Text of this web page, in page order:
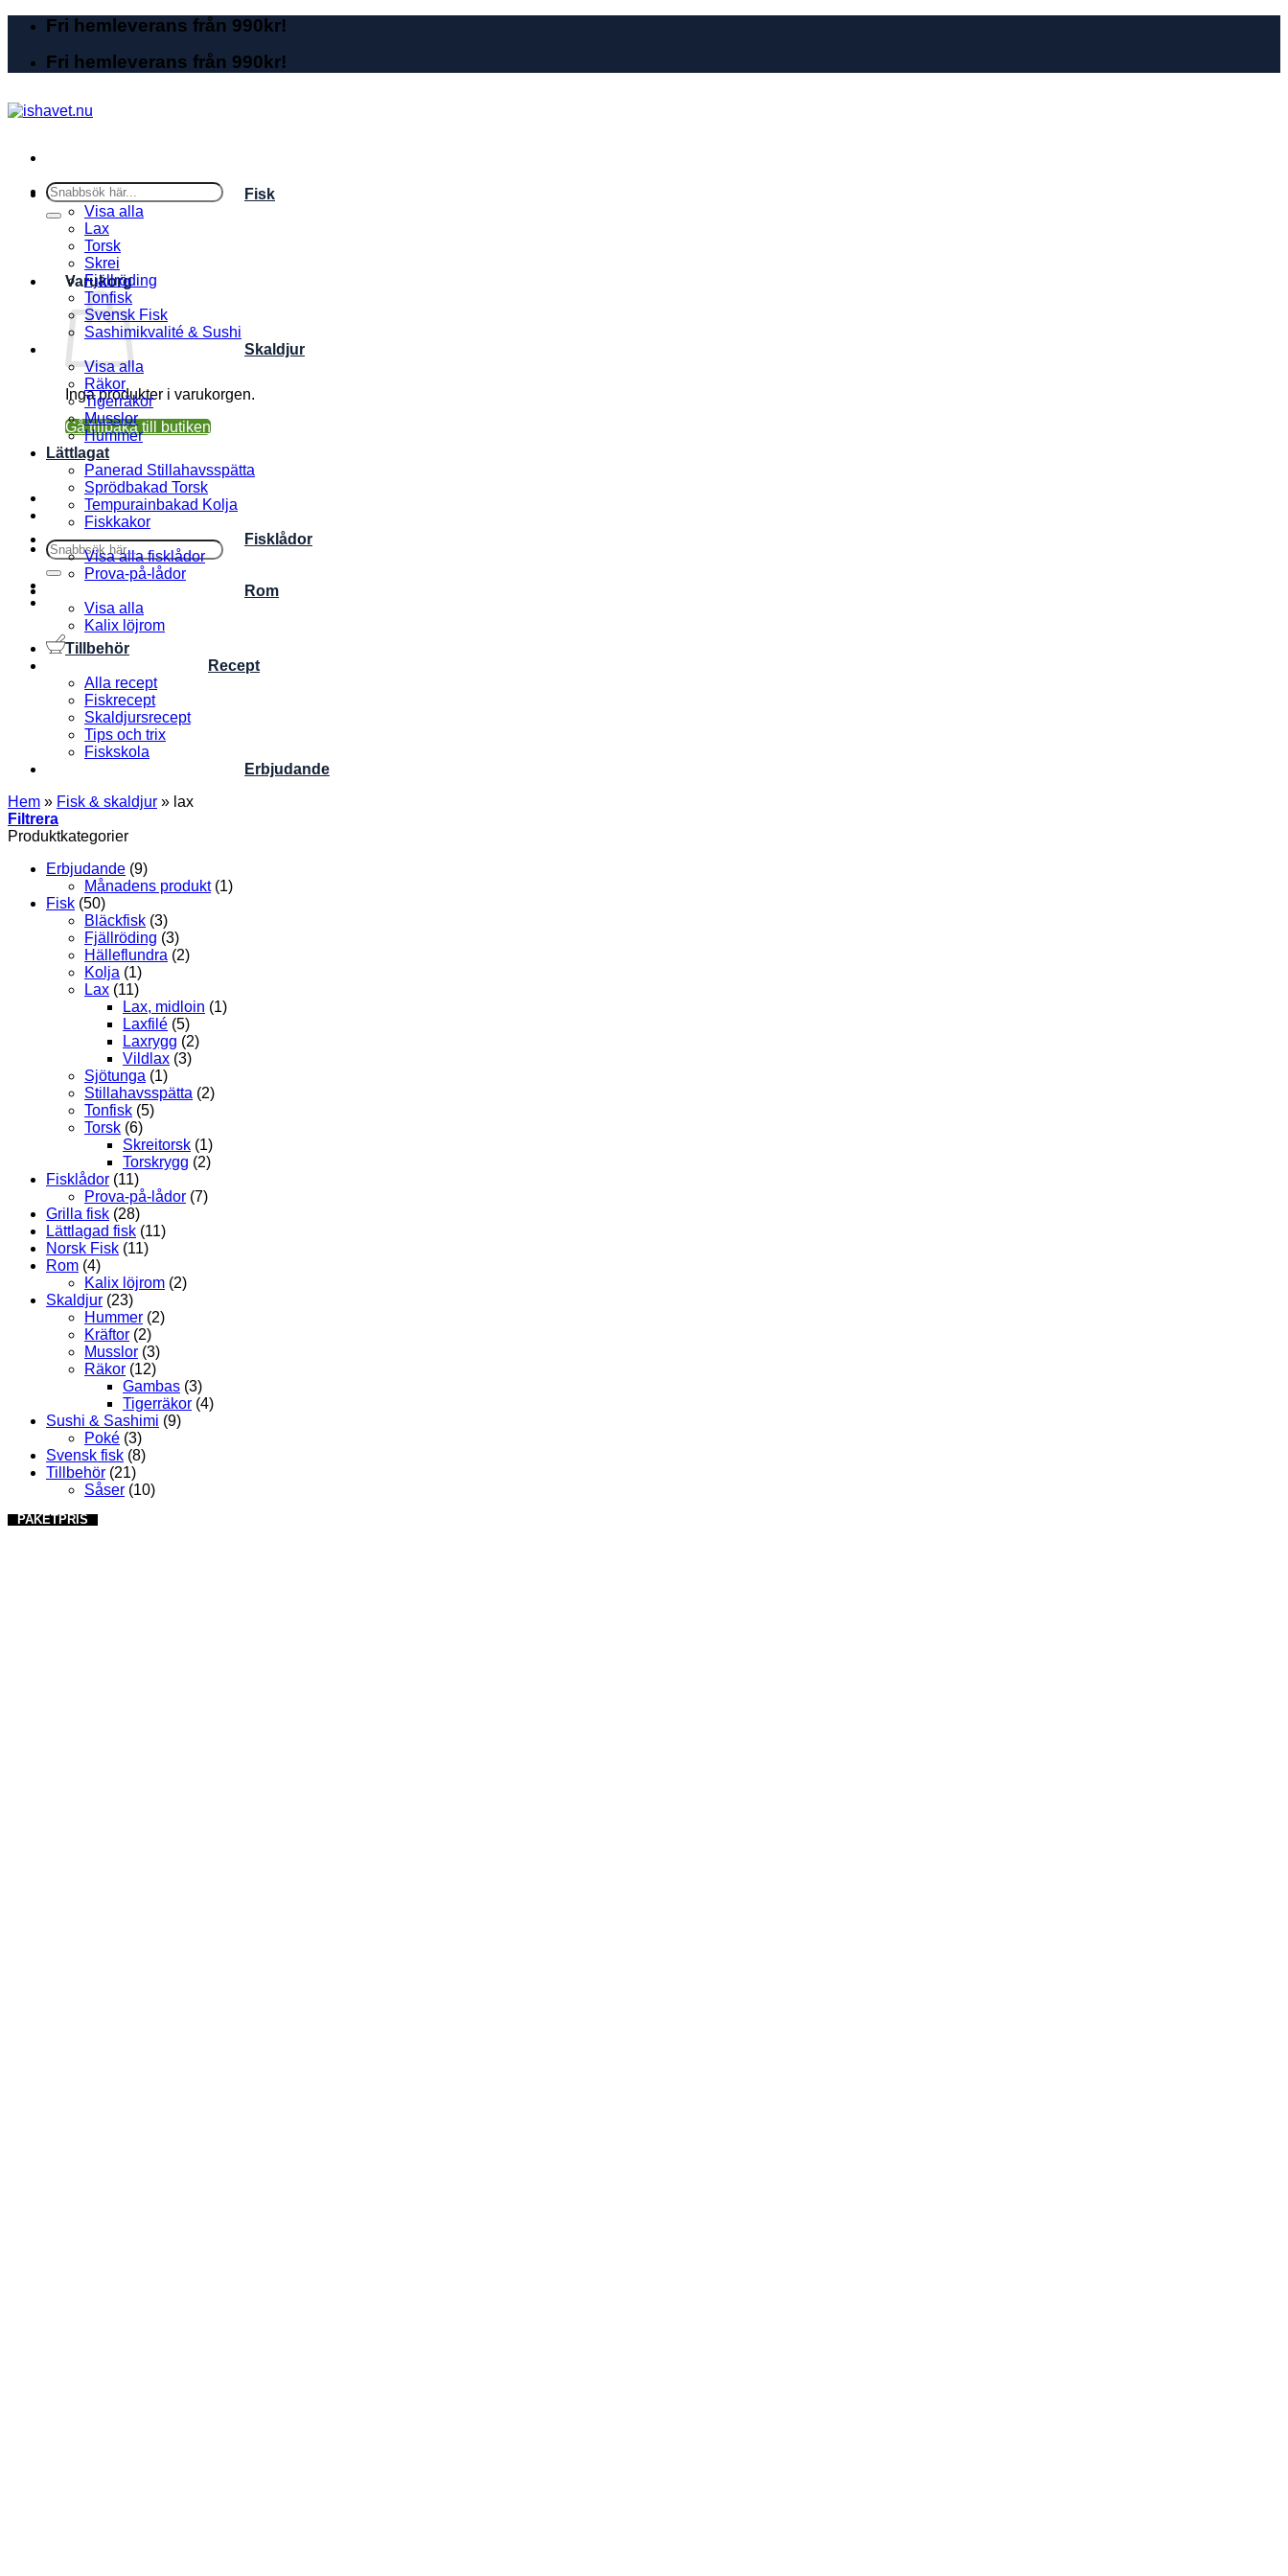
Skip
content
Fri hemleverans från 990kr!
Fri hemleverans från 990kr!
Sök
efter:
Varukorg
Inga produkter i varukorgen.
Gå tillbaka till butiken
Sök
efter:
Fisk
Visa alla
Lax
Torsk
Skrei
Fjällröding
Tonfisk
Svensk Fisk
Sashimikvalité & Sushi
Skaldjur
Visa alla
Räkor
Tigerräkor
Musslor
Hummer
Lättlagat
Panerad Stillahavsspätta
Sprödbakad Torsk
Tempurainbakad Kolja
Fiskkakor
Fisklådor
Visa alla fisklådor
Prova-på-lådor
Rom
Visa alla
Kalix löjrom
Tillbehör
Recept
Alla recept
Fiskrecept
Skaldjursrecept
Tips och trix
Fiskskola
Erbjudande
Hem » Fisk & skaldjur » lax
Filtrera
Produktkategorier
Erbjudande (9)
Månadens produkt (1)
Fisk (50)
Bläckfisk (3)
Fjällröding (3)
Hälleflundra (2)
Kolja (1)
Lax (11)
Lax, midloin (1)
Laxfilé (5)
Laxrygg (2)
Vildlax (3)
Sjötunga (1)
Stillahavsspätta (2)
Tonfisk (5)
Torsk (6)
Skreitorsk (1)
Torskrygg (2)
Fisklådor (11)
Prova-på-lådor (7)
Grilla fisk (28)
Lättlagad fisk (11)
Norsk Fisk (11)
Rom (4)
Kalix löjrom (2)
Skaldjur (23)
Hummer (2)
Kräftor (2)
Musslor (3)
Räkor (12)
Gambas (3)
Tigerräkor (4)
Sushi & Sashimi (9)
Poké (3)
Svensk fisk (8)
Tillbehör (21)
Såser (10)
PAKETPRIS